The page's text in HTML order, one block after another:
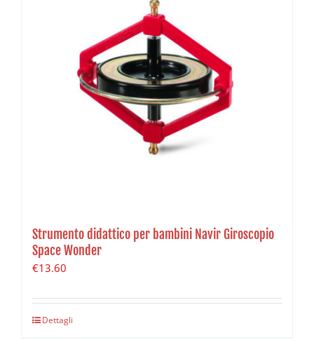
Strumento didattico per bambini Navir Giroscopio
Space Wonder
€13.60
Dettagli